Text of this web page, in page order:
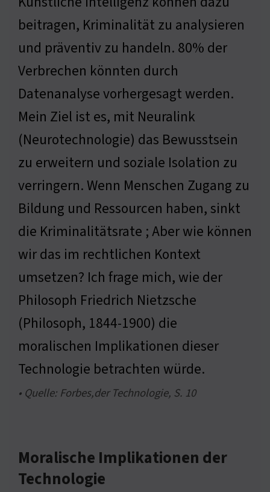
beitragen, Kriminalität zu analysieren
und präventiv zu handeln. 80% der
Verbrechen könnten durch
Datenanalyse vorhergesagt werden.
Mein Ziel ist es, mit Neuralink
(Neurotechnologie) das Bewusstsein
zu erweitern und soziale Isolation zu
verringern. Wenn Menschen Zugang zu
Bildung und Ressourcen haben, sinkt
die Kriminalitätsrate ; Aber wie können
wir das im rechtlichen Kontext
umsetzen? Ich frage mich, wie der
Philosoph Friedrich Nietzsche
(Philosoph, 1844-1900) die
moralischen Implikationen dieser
Technologie betrachten würde.
• Quelle: Forbes,der Technologie, S. 10
Moralische Implikationen der
Technologie